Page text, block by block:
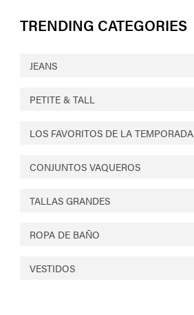
TRENDING CATEGORIES
JEANS
PETITE & TALL
LOS FAVORITOS DE LA TEMPORADA
CONJUNTOS VAQUEROS
TALLAS GRANDES
ROPA DE BAÑO
VESTIDOS